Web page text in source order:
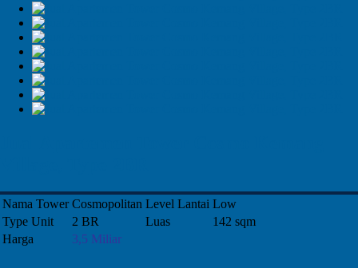
Nama Tower Cosmopolitan Level Lantai Low
Type Unit
2 BR Luas
142 sqm
Harga
3,5 Miliar